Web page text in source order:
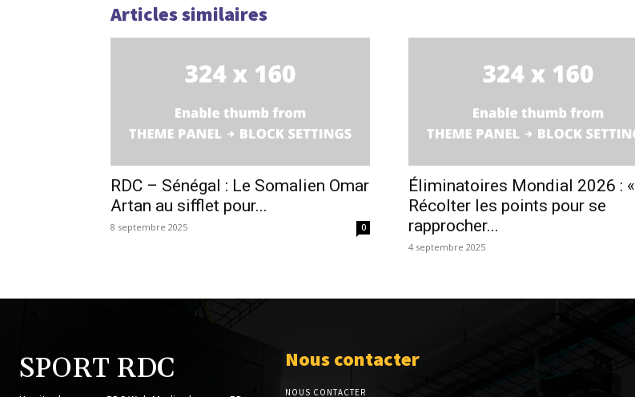
Articles similaires
RDC – Sénégal : Le Somalien Omar
Artan au sifflet pour...
8 septembre 2025 0
Éliminatoires Mondial 2026 : «
Récolter les points pour se
rapprocher...
4 septembre 2025
SPORT RDC Nous contacter
NOUS CONTACTER